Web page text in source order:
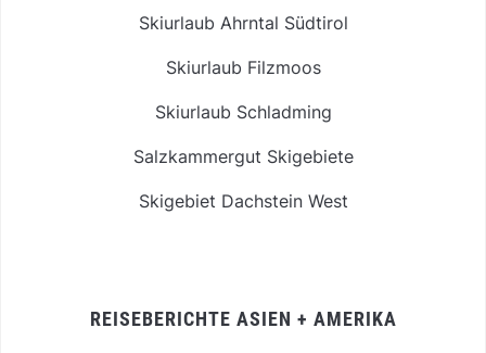
Skiurlaub Ahrntal Südtirol
Skiurlaub Filzmoos
Skiurlaub Schladming
Salzkammergut Skigebiete
Skigebiet Dachstein West
REISEBERICHTE ASIEN + AMERIKA